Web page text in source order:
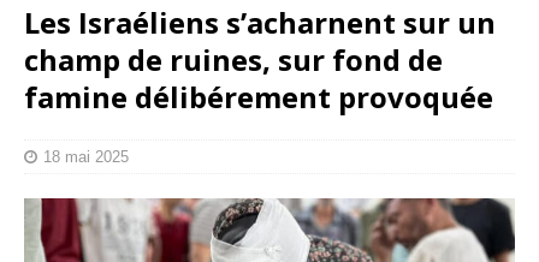
Les Israéliens s’acharnent sur un
champ de ruines, sur fond de
famine délibérement provoquée
18 mai 2025